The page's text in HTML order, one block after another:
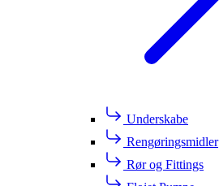
Underskabe
Rengøringsmidler
Rør og Fittings